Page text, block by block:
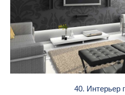
40. Интерьер